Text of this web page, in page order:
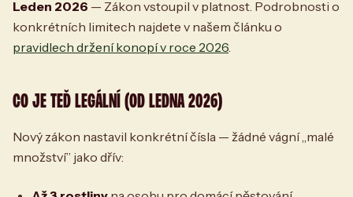
Leden 2026 — Zákon vstoupil v platnost. Podrobnosti o
konkrétních limitech najdete v našem článku o
pravidlech držení konopí v roce 2026.
CO JE TEĎ LEGÁLNÍ (OD LEDNA 2026)
Nový zákon nastavil konkrétní čísla — žádné vágní „malé
množství” jako dřív: